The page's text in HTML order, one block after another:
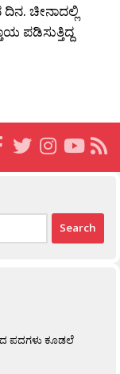
ಚೀನಾದಲ್ಲಿ
ಪಡಿಸುತ್ತಿದ್ದ
ಪದಗಳು ಕೂಡಲೆ